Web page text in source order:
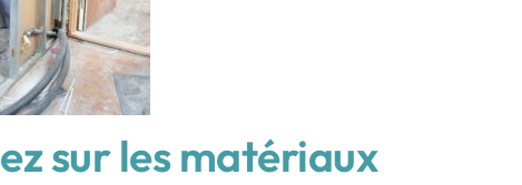
sur les matériaux